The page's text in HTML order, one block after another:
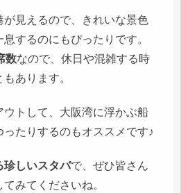
が見えるので、きれいな景色
するのにもぴったりです。
数なので、休日や混雑する時
あります。
ウトして、大阪湾に浮かぶ船
たりするのもオススメです♪
珍しいスタバで、ぜひ皆さん
みてくださいね。